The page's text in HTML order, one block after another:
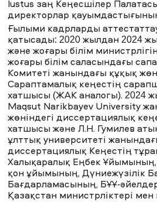
Iustus заң Кеңесшілер
директорлар
Ғылыми кадрларды
қатысады: 2020 жылдан 2024
және жоғары білім
жоғары білім саласындағы
Комитеті жанындағы құқық
Сараптамалық кеңестің
хатшысы (ЖАК аналогы). 2024
Maqsut Narikbayev University
жөніндегі диссертациялық
хатшысы және Л.Н. Гумилев
ұлттық университеті
диссертациялық Кеңестің
Халықаралық Еңбек
қон ұйымының, Дүниежүзілік
Бағдарламасының, БҰҰ-
Қазақстан министрліктері